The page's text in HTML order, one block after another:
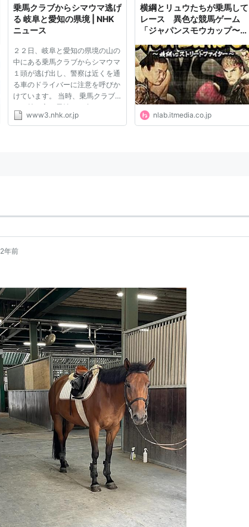
乗馬クラブからシマウマ逃げ
る 岐阜と愛知の県境 | NHK
ニュース
２２日、岐阜と愛知の県境の山の
中にある乗馬クラブからシマウマ
１頭が逃げ出し、警察は近くを通
る車のドライバーに注意を呼びか
けています。 当時、乗馬クラブ
には持ち主の男性など合わせて４
人がいて、逃げ出すところを見つ
www3.nhk.or.jp
横綱とリュウたちが乗馬して
レース 異色な競馬ゲーム
「ジャパンスモウカップ〜横
ー〜」登場 | ねとらぼ
nlab.itmedia.co.jp
2年前